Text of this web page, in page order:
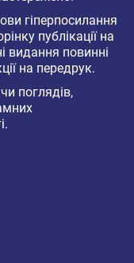
гіперпосилання
публікації на
видання повинні
на передрук.
поглядів,